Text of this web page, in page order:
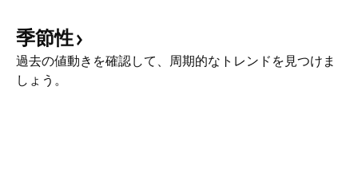
季節性
過去の値動きを確認して、周期的なトレンドを見つけま
しょう。